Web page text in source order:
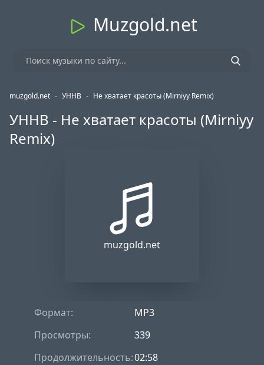
Muzgold.net
muzgold.net - УННВ - Не хватает красоты (Mirniyy Remix)
УННВ - Не хватает красоты (Mirniyy
Remix)
muzgold.net
Формат:
MP3
Просмотры:
339
Продолжительность:02:58